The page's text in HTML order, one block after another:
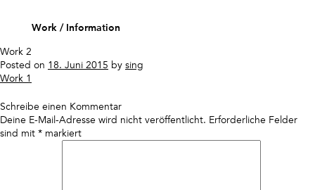
contentWork
Information
Work 2
Posted on 18. Juni 2015 by sing
Beitragsnavigation
Work 1
Schreibe einen Kommentar
Deine E-Mail-Adresse wird nicht veröffentlicht. Erforderliche Felder
sind mit * markiert